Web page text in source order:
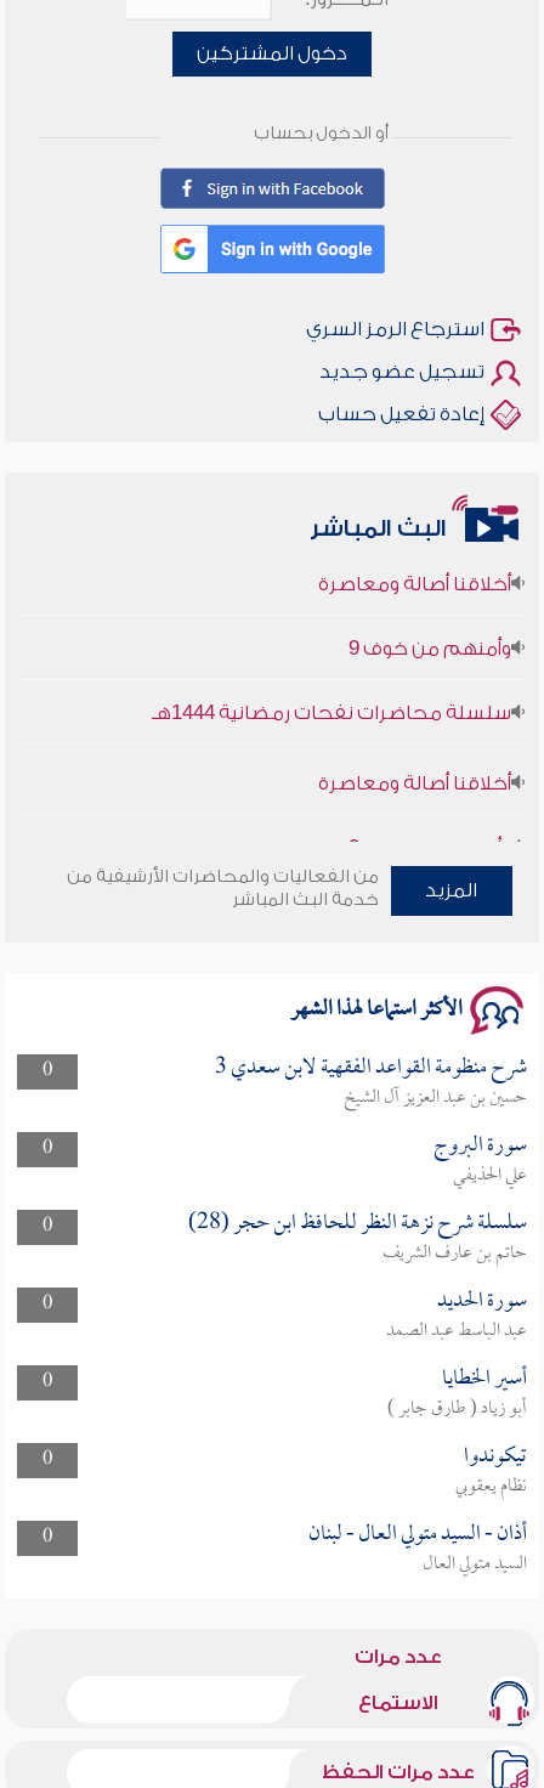
دخول المشتركين
أو الدخول بحساب
استرجاع الرمز السري
تسجيل عضو جديد
إعادة تفعيل حساب
البث المباشر
سلسلة محاضرات نفحات رمضانية 1444هـ
المزيد
من الفعاليات والمحاضرات الأرشيفية من
خدمة البث المباشر
الأكثر استماعا لهذا الشهر
0 شرح منظومة القواعد الفقهية لابن سعدي 3
حسين بن عبد العزيز آل الشيخ
0
سورة البروج
علي الحذيفي
0
سلسلة شرح نزهة النظر للحافظ ابن حجر (28)
حاتم بن عارف الشريف
0
سورة الحديد
عبد الباسط عبد الصمد
0
أسير الخطايا
أبو زياد ( طارق جابر )
0
تيكوندوا
نظام يعقوبي
0
أذان - السيد متولي العال - لبنان
السيد متولي العال
عدد مرات
الاستماع
عدد مرات الحفظ